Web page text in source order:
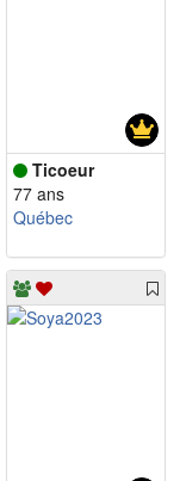
Ticoeur
77 ans
Québec